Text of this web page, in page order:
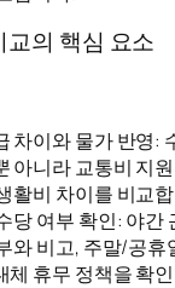
의 핵심 요소
차이와 물가 반영:
아니라 교통비 지
활비 차이를 비교
당 여부 확인: 야간
와 비고, 주말/공휴
체 휴무 정책을 확